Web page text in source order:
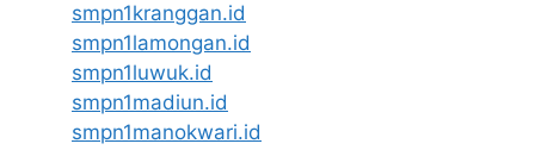
smpn1kranggan.id
smpn1lamongan.id
smpn1luwuk.id
smpn1madiun.id
smpn1manokwari.id